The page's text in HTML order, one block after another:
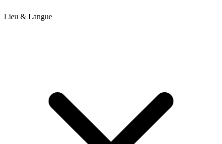
Lieu & Langue